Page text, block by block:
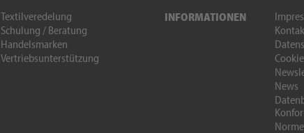
Textilveredelung
Schulung / Beratung
Handelsmarken
Vertriebsunterstützung
INFORMATIONEN
News